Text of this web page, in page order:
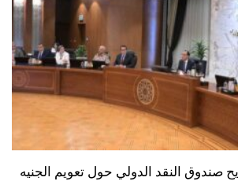
صندوق النقد الدولي حول تعويم الجنيه